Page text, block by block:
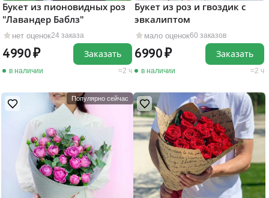
нет оценок24 заказа
Букет из пионовидных роз
"Лавандер Баблз"
4990
в наличии 2 ч
Заказать
мало оценок60 заказов
Букет из роз и гвоздик с
эвкалиптом
6990
в наличии 2 ч
Заказать
Популярно сейчас